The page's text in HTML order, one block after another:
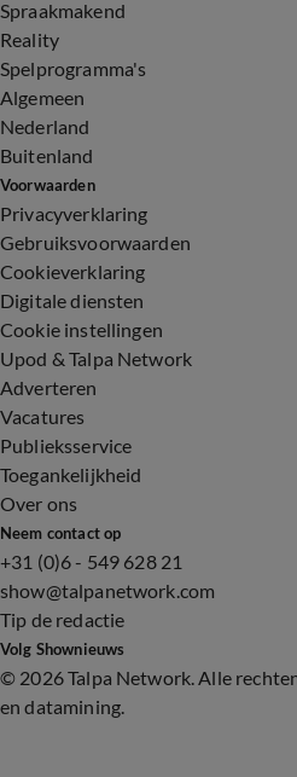
Spraakmakend
Reality
Spelprogramma's
Algemeen
Nederland
Buitenland
Voorwaarden
Privacyverklaring
Gebruiksvoorwaarden
Cookieverklaring
Digitale diensten
Cookie instellingen
Upod & Talpa Network
Adverteren
Vacatures
Publieksservice
Toegankelijkheid
Over ons
Neem contact op
+31 (0)6 - 549 628 21
show@talpanetwork.com
Tip de redactie
Volg Shownieuws
© 2026 Talpa Network. Alle
en datamining.